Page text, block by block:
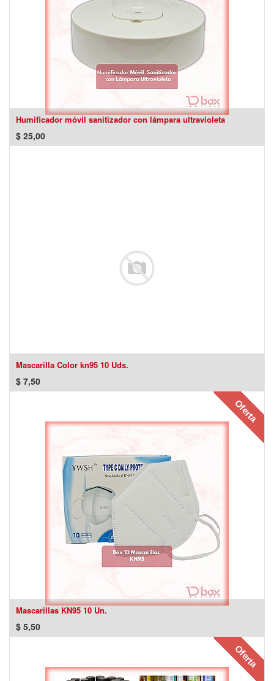
Humificador móvil sanitizador con lámpara ultravioleta
$ 25,00
Mascarilla Color kn95 10 Uds.
$ 7,50
Oferta
Mascarillas KN95 10 Un.
$ 5,50
Oferta